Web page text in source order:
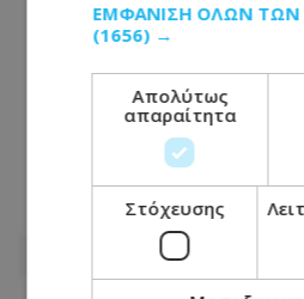
ΕΔΕΚ: Υποψηφιότητα-
τελευταία στιγμή -
για την προεδρία
05.08.2026 - 13:45
ΕΜΦΆΝΙΣΗ ΌΛΩΝ ΤΩΝ
(1656) →
Απολύτως
απαραίτητα
Στόχευσης